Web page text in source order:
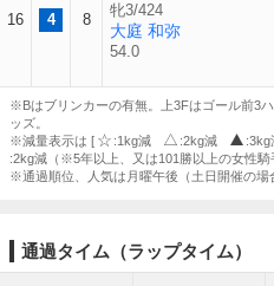
16 4 8
牝3/424
大庭 和弥
54.0
※Bはブリンカーの有無。上3Fはゴール前3
ッズ。
※減量表示は [
:1kg減 :2kg減
:2kg減（※5年以上、又は101勝以上の女性騎
※通過順位、人気は月曜午後（土日開催の場
通過タイム（ラップタイム）